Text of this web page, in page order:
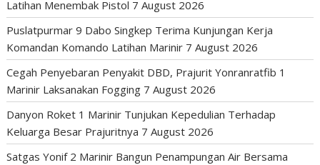
Latihan Menembak Pistol 7 August 2026
Puslatpurmar 9 Dabo Singkep Terima Kunjungan Kerja
Komandan Komando Latihan Marinir 7 August 2026
Cegah Penyebaran Penyakit DBD, Prajurit Yonranratfib 1
Marinir Laksanakan Fogging 7 August 2026
Danyon Roket 1 Marinir Tunjukan Kepedulian Terhadap
Keluarga Besar Prajuritnya 7 August 2026
Satgas Yonif 2 Marinir Bangun Penampungan Air Bersama